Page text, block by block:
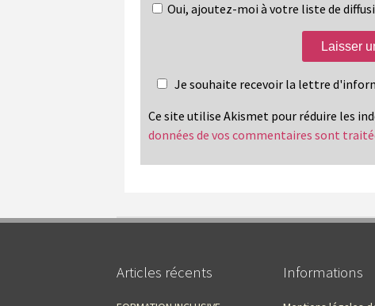
Oui, ajoutez-moi à votre liste de
Je souhaite recevoir la lettre
Ce site utilise Akismet pour réduire les
données de vos commentaires sont
Articles récents Informations